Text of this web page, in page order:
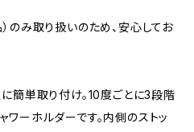
のみ取り扱いのため、安心してお
簡単取り付け。10度ごとに3段階
ーホルダーです。内側のストッ